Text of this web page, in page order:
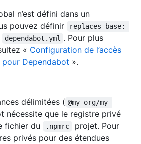
n’est défini dans un
pouvez définir
replaces-base:
dependabot.yml . Pour plus
« Configuration de l’accès
Dependabot ».
délimitées ( @my-org/my-
nécessite que le registre privé
fichier du
.npmrc
projet. Pour
privés pour des étendues